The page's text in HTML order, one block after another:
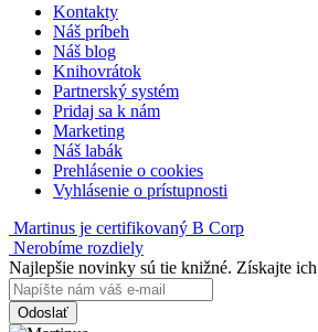
Kontakty
Náš príbeh
Náš blog
Knihovrátok
Partnerský systém
Pridaj sa k nám
Marketing
Náš labák
Prehlásenie o cookies
Vyhlásenie o prístupnosti
Martinus je certifikovaný B Corp
Nerobíme rozdiely
Najlepšie novinky sú tie knižné. Získajte
Odoslať